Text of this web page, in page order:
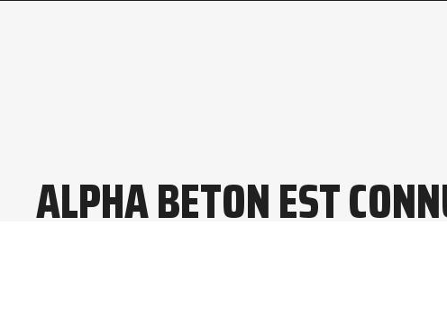
ALPHA BETON EST